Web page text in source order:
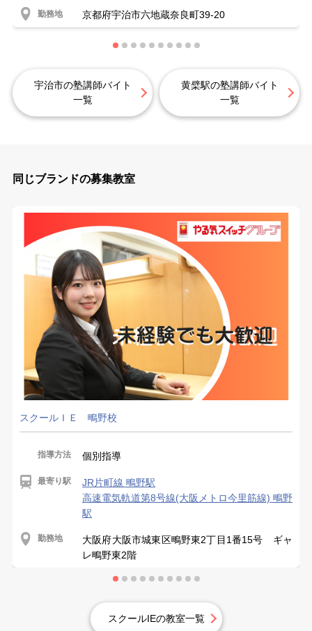
勤務地 京都府宇治市六地蔵奈良町39-20
宇治市の塾講師バイト
一覧
黄檗駅の塾講師バイト
一覧
同じブランドの募集教室
スクールＩＥ 鴫野校
指導方法 個別指導
最寄り駅
JR片町線 鴫野駅
高速電気軌道第8号線(大阪メトロ今里筋線) 鴫野
駅
勤務地
大阪府大阪市城東区鴫野東2丁目1番15号 ギャ
レ鴫野東2階
スクールIEの教室一覧